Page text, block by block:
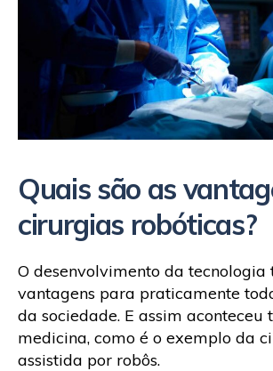
Quais são as
cirurgias robóticas?
O desenvolvimento da tecnologia
vantagens para praticamente
da sociedade. E assim aconteceu
medicina, como é o exemplo da
assistida por robôs.